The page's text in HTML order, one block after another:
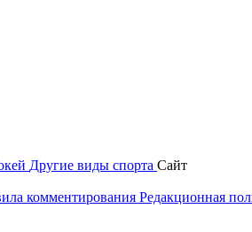
Другие виды спорта Сайт
комментирования Редакционная